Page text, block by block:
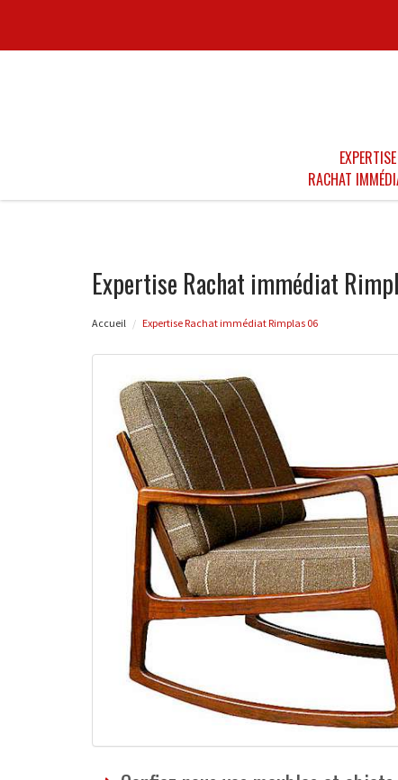
EXPERTISE
RACHAT
Expertise Rachat immédiat
Accueil Expertise Rachat immédiat Rimplas 06